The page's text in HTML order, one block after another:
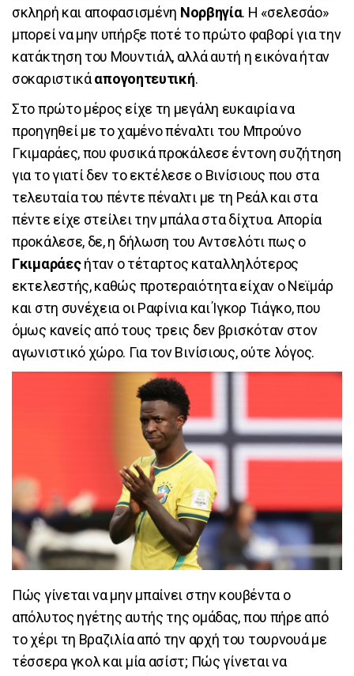
σκληρή και αποφασισμένη Νορβηγία. Η «σελεσάο»
μπορεί να μην υπήρξε ποτέ το πρώτο φαβορί για την
κατάκτηση του Μουντιάλ, αλλά αυτή η εικόνα ήταν
σοκαριστικάαπογοητευτική.
Στο πρώτο μέρος είχε τη μεγάλη ευκαιρία να
προηγηθεί με το χαμένο πέναλτι του Μπρούνο
Γκιμαράες, που φυσικά προκάλεσε έντονη συζήτηση
για το γιατί δεν το εκτέλεσε ο Βινίσιους που στα
τελευταία του πέντε πέναλτι με τη Ρεάλ και στα
πέντε είχε στείλει την μπάλα στα δίχτυα. Απορία
προκάλεσε, δε, η δήλωση του Αντσελότι πως ο
Γκιμαράεςήταν ο τέταρτος καταλληλότερος
εκτελεστής, καθώς προτεραιότητα είχαν ο Νεϊμάρ
και στη συνέχεια οι Ραφίνια και Ίγκορ Τιάγκο, που
όμως κανείς από τους τρεις δεν βρισκόταν στον
αγωνιστικό χώρο. Για τον Βινίσιους, ούτε λόγος.
Πώς γίνεται να μην μπαίνει στην κουβέντα ο
απόλυτος ηγέτης αυτής της ομάδας, που πήρε από
το χέρι τη Βραζιλία από την αρχή του τουρνουά με
τέσσερα γκολ και μία ασίστ; Πώς γίνεται να